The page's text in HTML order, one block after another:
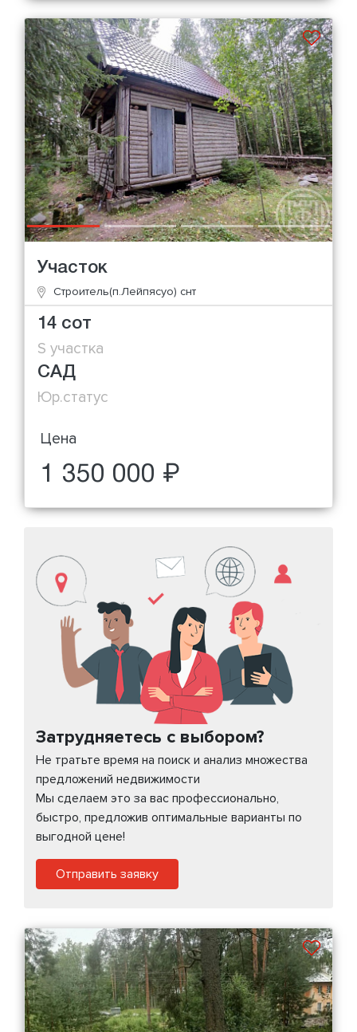
Участок
Строитель(п.Лейпясуо) снт
14 сот
S участка
САД
Юр.статус
Цена
1 350 000 ₽
Затрудняетесь с выбором?
Не тратьте время на поиск и анализ множества
предложений недвижимости
Мы сделаем это за вас профессионально,
быстро, предложив оптимальные варианты по
выгодной цене!
Отправить заявку